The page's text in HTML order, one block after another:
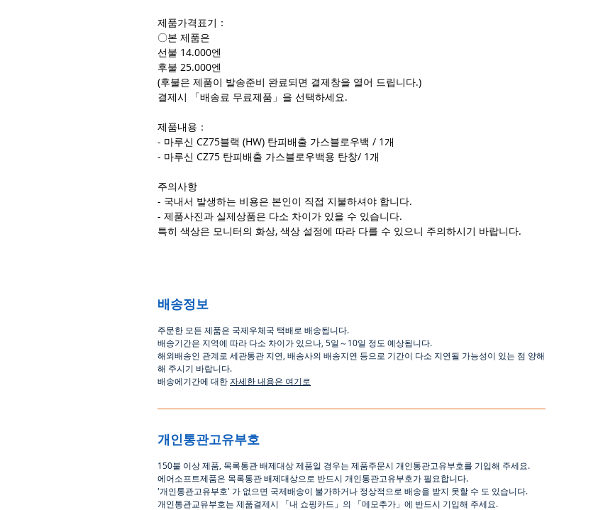
제품가격표기：
〇본 제품은
선불 14.000엔
후불 25.000엔
(후불은 제품이 발송준비 완료되면 결제창을 열어 드립니다.)
결제시 「배송료 무료제품」을 선택하세요.
제품내용：
- 마루신 CZ75블랙 (HW) 탄피배출 가스블로우백 / 1개
- 마루신 CZ75 탄피배출 가스블로우백용 탄창/ 1개
주의사항
- 국내서 발생하는 비용은 본인이 직접 지불하셔야 합니다.
- 제품사진과 실제상품은 다소 차이가 있을 수 있습니다.
특히 색상은 모니터의 화상, 색상 설정에 따라 다를 수 있으니 주의하시기 바랍니다.
배송정보
주문한 모든 제품은 국제우체국 택배로 배송됩니다.
배송기간은 지역에 따라 다소 차이가 있으나 5일～10일 정도 예상됩니다.
해외배송인 관계로 세관통관 지연, 배송사의 배송지연 등으로 기간이 다소 지연될 가능성이 있는 점 양해
해 주시기 바랍니다.
배송에기간에 대한자세한 내용은 여기로
개인통관고유부호
150불 이상 제품 목록통관 배제대상 제품일 경우는 제품주문시 개인통관고유부호를 기입해 주세요.
에어소프트제품은 목록통관 배제대상으로 반드시 개인통관고유부호가 필요합니다.
'개인통관고유부호' 가 없으면 국제배송이 불가하거나 정상적으로 배송을 받지 못할 수 도 있습니다.
개인통관교유부호는 제품결제시
「내 쇼핑카드 」 의 「메모추가 」 에 반드시 기입해 주세요.